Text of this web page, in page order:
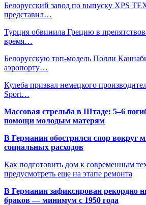
Белорусский завод по выпуску XPS
представил…
Турция обвинила Грецию в
время…
Белорусскую топ-модель Полли
аэропорту…
Кулеба призвал немецкого
Sport…
Массовая стрельба в Штаде: 5–6
помощи молодым матерям
В Германии обострился спор вокруг
социальных расходов
Как подготовить дом к современным
предусмотреть еще на этапе ремонта
В Германии зафиксирован рекордно
браков — минимум с 1950 года